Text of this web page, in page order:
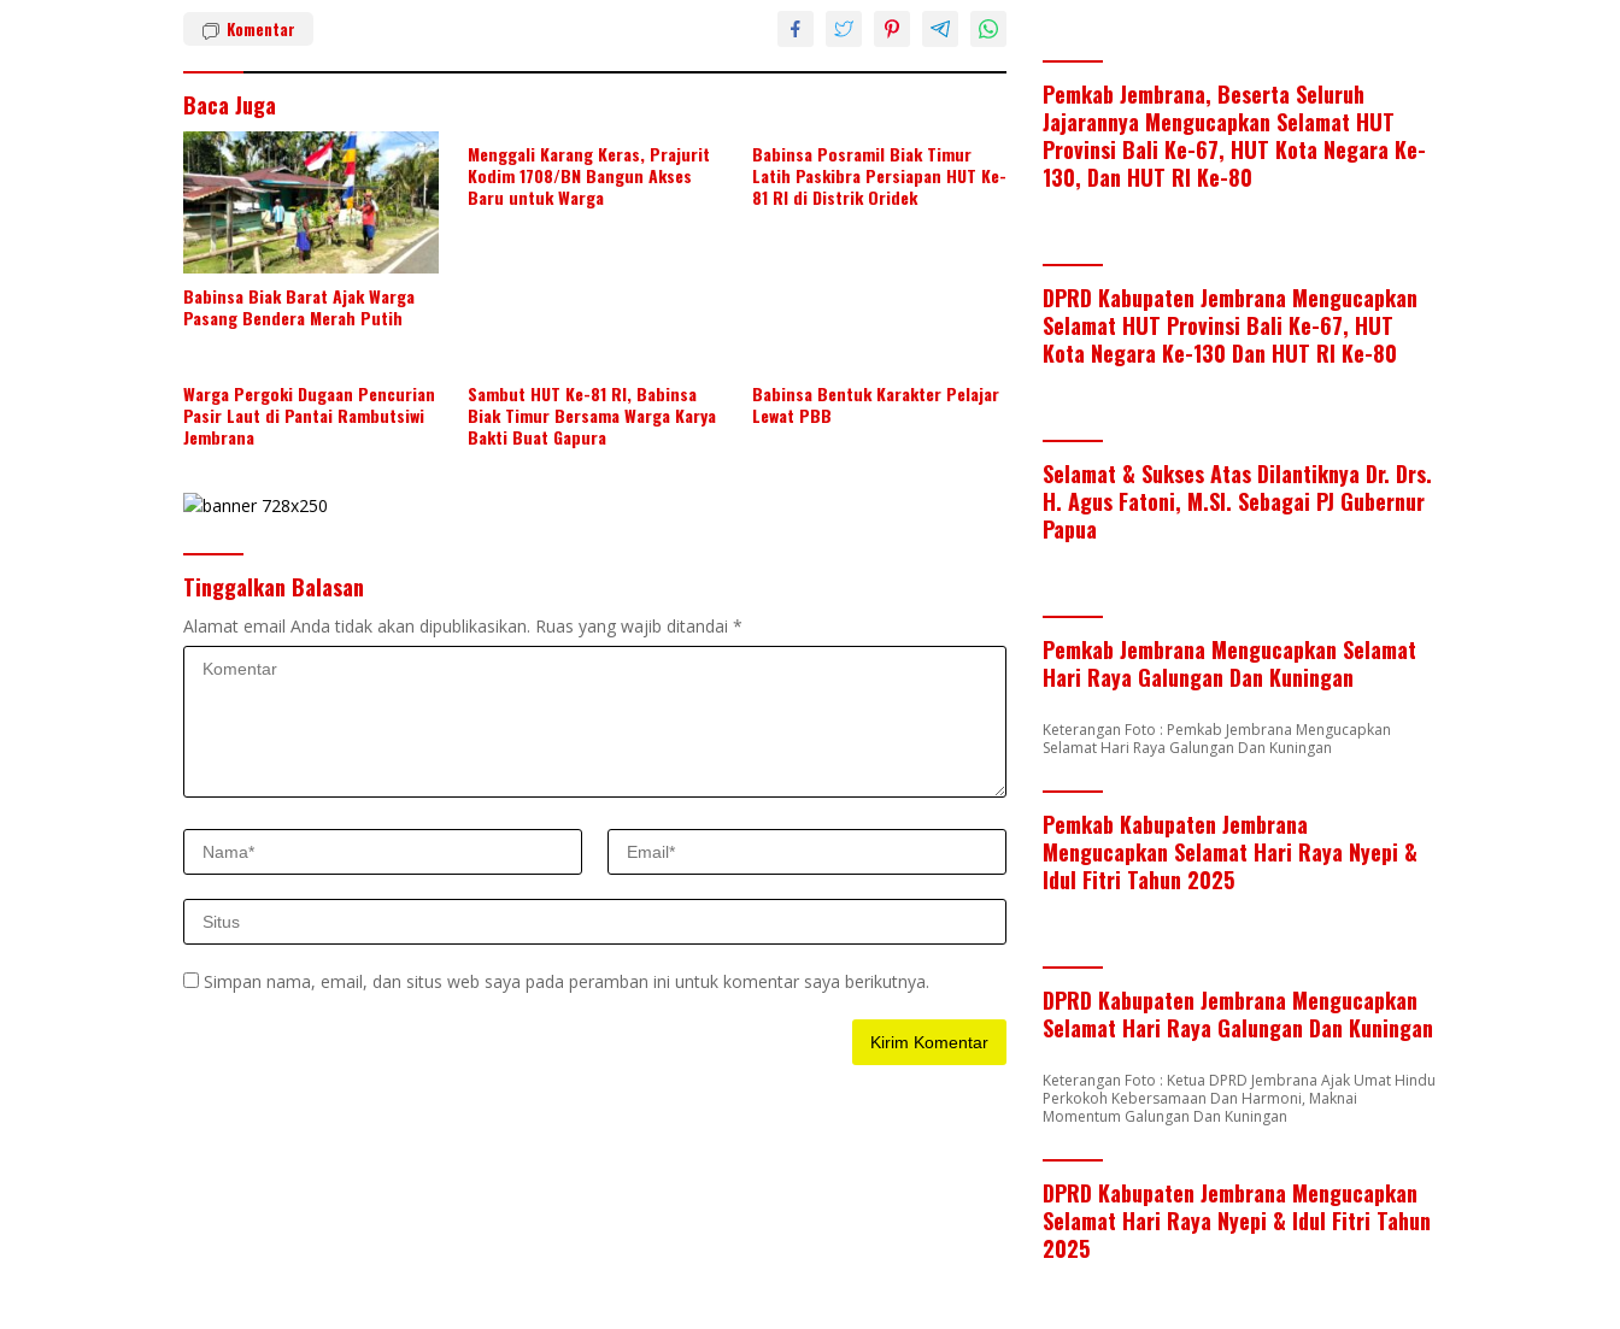
Komentar
Baca Juga
Babinsa Biak Barat Ajak Warga
Pasang Bendera Merah Putih
Menggali Karang Keras, Prajurit
Kodim 1708/BN Bangun Akses
Baru untuk Warga
Babinsa Posramil Biak Timur
Latih Paskibra Persiapan HUT Ke-
81 RI di Distrik Oridek
Warga Pergoki Dugaan Pencurian
Pasir Laut di Pantai Rambutsiwi
Jembrana
Sambut HUT Ke-81 RI, Babinsa
Biak Timur Bersama Warga Karya
Bakti Buat Gapura
Babinsa Bentuk Karakter Pelajar
Lewat PBB
Tinggalkan Balasan
Alamat email Anda tidak akan dipublikasikan. Ruas yang wajib ditandai *
Simpan nama, email, dan situs web saya pada peramban ini untuk komentar saya berikutnya.
Pemkab Jembrana, Beserta Seluruh
Jajarannya Mengucapkan Selamat HUT
Provinsi Bali Ke-67, HUT Kota Negara Ke-
130, Dan HUT RI Ke-80
DPRD Kabupaten Jembrana Mengucapkan
Selamat HUT Provinsi Bali Ke-67, HUT
Kota Negara Ke-130 Dan HUT RI Ke-80
Selamat & Sukses Atas Dilantiknya Dr. Drs.
H. Agus Fatoni, M.SI. Sebagai PJ Gubernur
Papua
Pemkab Jembrana Mengucapkan Selamat
Hari Raya Galungan Dan Kuningan
Keterangan Foto : Pemkab Jembrana Mengucapkan
Selamat Hari Raya Galungan Dan Kuningan
Pemkab Kabupaten Jembrana
Mengucapkan Selamat Hari Raya Nyepi &
Idul Fitri Tahun 2025
DPRD Kabupaten Jembrana Mengucapkan
Selamat Hari Raya Galungan Dan Kuningan
Keterangan Foto : Ketua DPRD Jembrana Ajak Umat Hindu
Perkokoh Kebersamaan Dan Harmoni, Maknai
Momentum Galungan Dan Kuningan
DPRD Kabupaten Jembrana Mengucapkan
Selamat Hari Raya Nyepi & Idul Fitri Tahun
2025